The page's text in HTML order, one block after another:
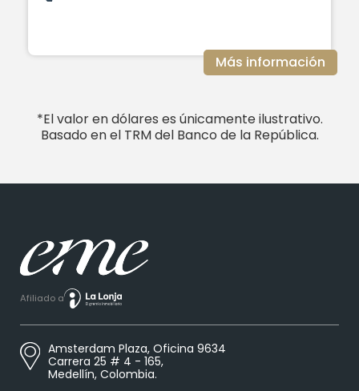
Más información
*El valor en dólares es únicamente ilustrativo.
Basado en el TRM del Banco de la República.
Afiliado a
Amsterdam Plaza, Oficina 9634
Carrera 25 # 4 - 165,
Medellín, Colombia.